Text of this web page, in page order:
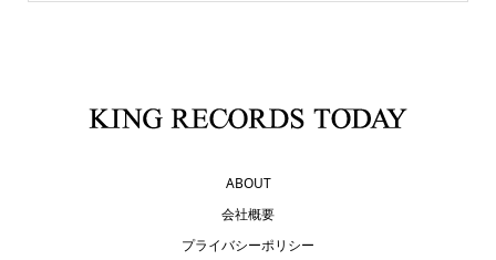
ABOUT
会社概要
プライバシーポリシー